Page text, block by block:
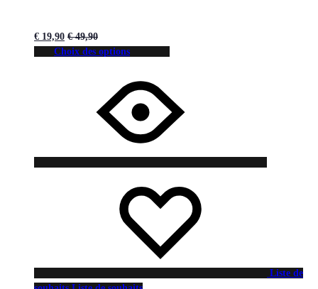
€ 19,90 €49,90
Choix des options
Liste de